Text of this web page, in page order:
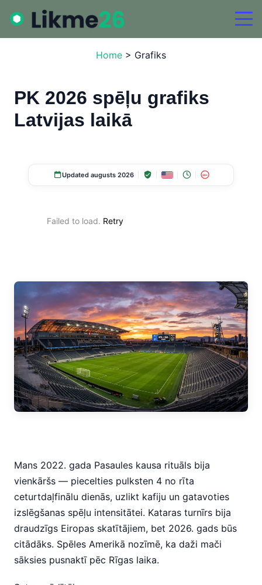
Home > Grafiks
PK 2026 spēļu grafiks
Latvijas laikā
Updated augusts 2026 18+
Failed to load. Retry
Mans 2022. gada Pasaules kausa rituāls bija
vienkāršs — piecelties pulksten 4 no rīta
ceturtdaļfinālu dienās, uzlikt kafiju un gatavoties
izslēgšanas spēļu intensitātei. Kataras turnīrs bija
draudzīgs Eiropas skatītājiem, bet 2026. gads būs
citādāks. Spēles Amerikā nozīmē, ka daži mači
sāksies pusnaktī pēc Rīgas laika.